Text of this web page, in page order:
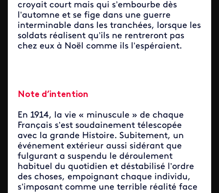
croyait court mais qui s’embourbe dès
l’automne et se fige dans une guerre
interminable dans les tranchées, lorsque les
soldats réalisent qu’ils ne rentreront pas
chez eux à Noël comme ils l’espéraient.
Note d’intention
En 1914, la vie « minuscule » de chaque
Français s’est soudainement télescopée
avec la grande Histoire. Subitement, un
événement extérieur aussi sidérant que
fulgurant a suspendu le déroulement
habituel du quotidien et déstabilisé l’ordre
des choses, empoignant chaque individu,
s’imposant comme une terrible réalité face